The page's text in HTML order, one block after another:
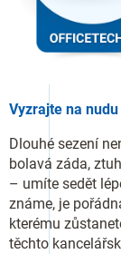
Vyzrajte na
Dlouhé sezení
bolavá záda,
– umíte sedět
známe, je
kterému
těchto